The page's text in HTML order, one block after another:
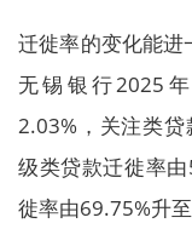
迁徙率的变化能进
无锡银行2025
2.03%，关注类
级类贷款迁徙率
徙率由69.75%升至